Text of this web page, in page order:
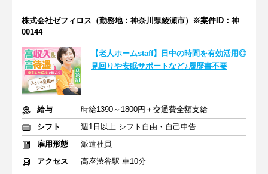
株式会社ゼフィロス（勤務地：神奈川県綾瀬市）※案件ID：神
00144
【老人ホームstaff】日中の時間を有効活用◎
見回りや安眠サポートなど♪履歴書不要
給与
時給1390～1800円＋交通費全額支給
シフト
週1日以上 シフト自由・自己申告
雇用形態
派遣社員
アクセス
高座渋谷駅 車10分